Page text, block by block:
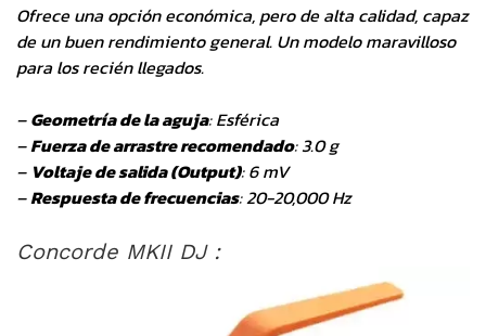
Ofrece una opción económica, pero de alta calidad, capaz
de un buen rendimiento general. Un modelo maravilloso
para los recién llegados.
–Geometría de la aguja: Esférica
–Fuerza de arrastre recomendado: 3.0 g
– Voltaje de salida (Output): 6 mV
–Respuesta de frecuencias: 20-20,000 Hz
Concorde MKII DJ :